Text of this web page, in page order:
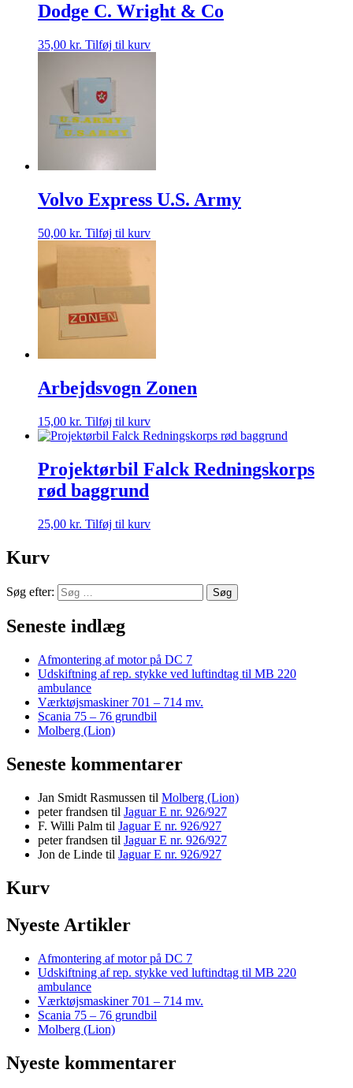
Dodge C. Wright & Co
35,00 kr. Tilføj til kurv
Volvo Express U.S. Army
50,00 kr. Tilføj til kurv
Arbejdsvogn Zonen
15,00 kr. Tilføj til kurv
Projektørbil Falck Redningskorps
rød baggrund
25,00 kr. Tilføj til kurv
Kurv
Søg efter:
Seneste indlæg
Afmontering af motor på DC 7
Udskiftning af rep. stykke ved luftindtag til MB 220
ambulance
Værktøjsmaskiner 701 – 714 mv.
Scania 75 – 76 grundbil
Molberg (Lion)
Seneste kommentarer
Jan Smidt Rasmussen til Molberg (Lion)
peter frandsen til Jaguar E nr. 926/927
F. Willi Palm til Jaguar E nr. 926/927
peter frandsen til Jaguar E nr. 926/927
Jon de Linde til Jaguar E nr. 926/927
Kurv
Nyeste Artikler
Afmontering af motor på DC 7
Udskiftning af rep. stykke ved luftindtag til MB 220
ambulance
Værktøjsmaskiner 701 – 714 mv.
Scania 75 – 76 grundbil
Molberg (Lion)
Nyeste kommentarer